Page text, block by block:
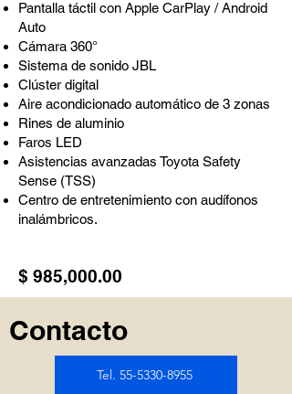
Pantalla táctil con Apple CarPlay / Android
Auto
Cámara 360°
Sistema de sonido JBL
Clúster digital
Aire acondicionado automático de 3 zonas
Rines de aluminio
Faros LED
Asistencias avanzadas Toyota Safety
Sense (TSS)
Centro de entretenimiento con audífonos
inalámbricos.
$ 985,000.00
Contacto
Tel. 55-5330-8955